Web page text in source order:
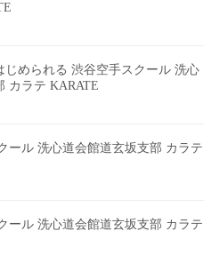
じめられる 渋谷空手スクール 洗心
カラテ KARATE
ール 洗心道会館道玄坂支部 カラテ
ール 洗心道会館道玄坂支部 カラテ